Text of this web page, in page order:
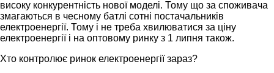
високу конкурентність нової моделі. Тому що за споживача
змагаються в чесному батлі сотні постачальників
електроенергії. Тому і не треба хвилюватися за ціну
електроенергії і на оптовому ринку з 1 липня також.
Хто контролює ринок електроенергії зараз?